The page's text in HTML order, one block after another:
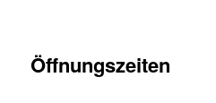
Öffnungszeiten